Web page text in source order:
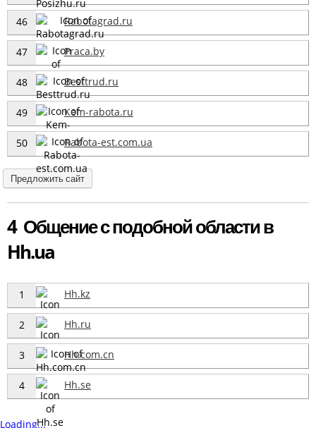
46 Rabotagrad.ru
47 Praca.by
48 Besttrud.ru
49 Kem-rabota.ru
50 Rabota-est.com.ua
Предложить сайт
4 Общение с подобной области в
Hh.ua
1 Hh.kz
2 Hh.ru
3 Hh.com.cn
4 Hh.se
Loading...